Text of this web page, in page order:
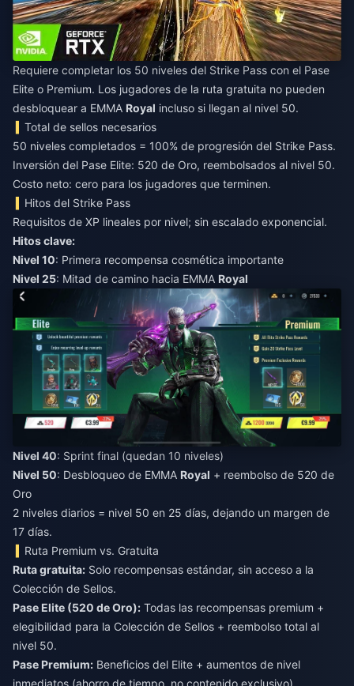
Requiere completar los 50 niveles del Strike Pass con el Pase
Elite o Premium. Los jugadores de la ruta gratuita no pueden
desbloquear a EMMA Royal incluso si llegan al nivel 50.
Total de sellos necesarios
50 niveles completados = 100% de progresión del Strike Pass.
Inversión del Pase Elite: 520 de Oro, reembolsados al nivel 50.
Costo neto: cero para los jugadores que terminen.
Hitos del Strike Pass
Requisitos de XP lineales por nivel; sin escalado exponencial.
Hitos clave:
Nivel 10: Primera recompensa cosmética importante
Nivel 25: Mitad de camino hacia EMMA Royal
Nivel 40: Sprint final (quedan 10 niveles)
Nivel 50: Desbloqueo de EMMA Royal + reembolso de 520 de
Oro
2 niveles diarios = nivel 50 en 25 días, dejando un margen de
17 días.
Ruta Premium vs. Gratuita
Ruta gratuita: Solo recompensas estándar, sin acceso a la
Colección de Sellos.
Pase Elite (520 de Oro): Todas las recompensas premium +
elegibilidad para la Colección de Sellos + reembolso total al
nivel 50.
Pase Premium: Beneficios del Elite + aumentos de nivel
inmediatos (ahorro de tiempo, no contenido exclusivo).